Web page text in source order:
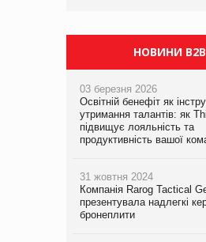
НОВИНИ B2B
03 березня 2026
Освітній бенефіт як
утримання талантів: як
підвищує лояльність та
продуктивність вашої
31 жовтня 2024
Компанія Rarog Tactical
презентувала надлегкі
бронеплити